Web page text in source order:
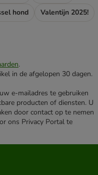
hond
Valentijn 2025!
.
in de afgelopen 30 dagen.
e-mailadres te gebruiken
producten of diensten. U
door contact op te nemen
ons Privacy Portal te